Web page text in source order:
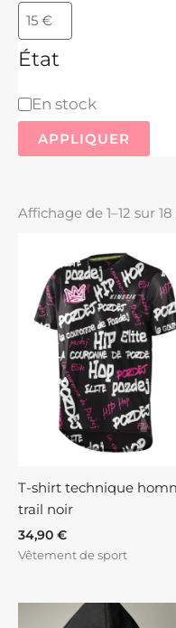
État
En stock
APPLIQUER
Affichage de 1–12 sur
T-shirt technique
trail noir
34,90 €
Vêtement de sport